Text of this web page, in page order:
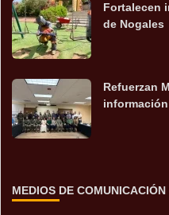
Fortalecen
de Nogales
Refuerzan
MEDIOS DE